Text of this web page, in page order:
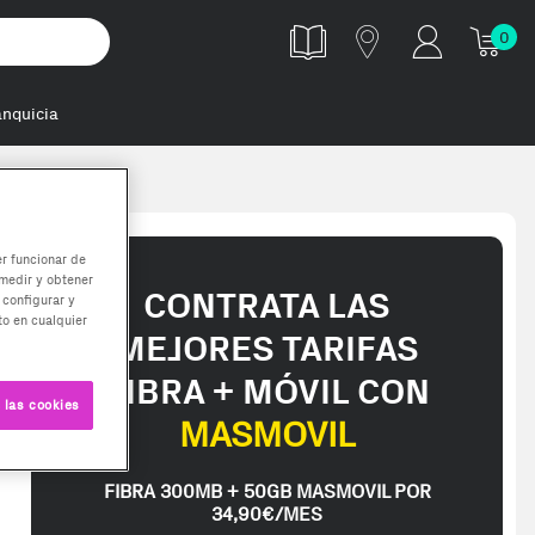
0
CONTRATA LAS
MEJORES TARIFAS
FIBRA + MÓVIL CON
MASMOVIL
FIBRA 300MB + 50GB MASMOVIL POR
34,90€/MES
funcionar de
y obtener
y
en cualquier
cookies